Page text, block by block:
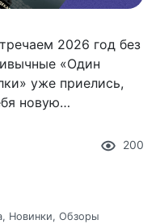
2026 год без
«Один
уже приелись,
новую
200
, Новинки, Обзоры